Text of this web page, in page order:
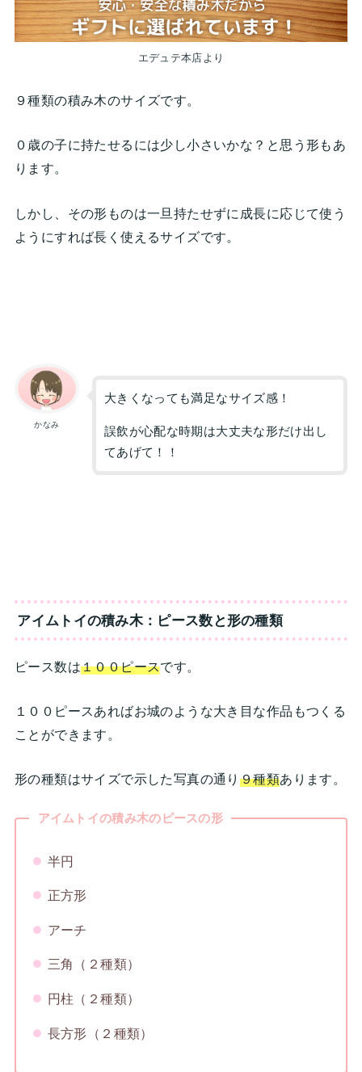
エデュテ本店より
９種類の積み木のサイズです。
０歳の子に持たせるには少し小さいかな？と思う形もあ
ります。
しかし、その形ものは一旦持たせずに成長に応じて使う
ようにすれば長く使えるサイズです。
かなみ
大きくなっても満足なサイズ感！
誤飲が心配な時期は大丈夫な形だけ出し
てあげて！！
アイムトイの積み木：ピース数と形の種類
ピース数は１００ピースです。
１００ピースあればお城のような大き目な作品もつくる
ことができます。
形の種類はサイズで示した写真の通り ９種類あります。
アイムトイの積み木のピースの形
半円
正方形
アーチ
三角（２種類）
円柱（２種類）
長方形（２種類）